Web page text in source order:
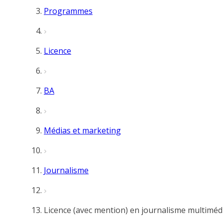
Programmes
Licence
BA
Médias et marketing
Journalisme
Licence (avec mention) en journalisme